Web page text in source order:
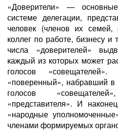
«Доверители» —
системе делегации,
человек (членов их семей,
коллег по работе, бизнесу
числа «доверителей»
каждый из которых может
голосов
«поверенный», набравший
голосов
«представителя». И
«народные
членами формируемых